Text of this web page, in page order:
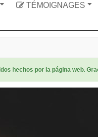
TÉMOIGNAGES
hechos por la página web.